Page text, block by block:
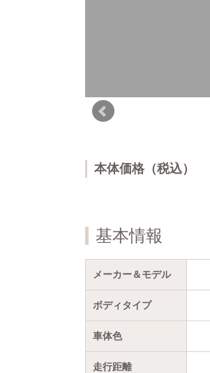
本体価格（税込）
基本情報
メーカー＆モデル
ボディタイプ
車体色
走行距離